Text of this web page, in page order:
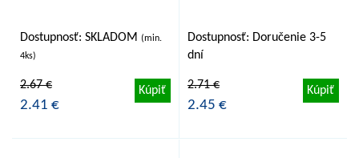
Dostupnosť: SKLADOM (min.
4ks)
2.67 €
2.41 €
Kúpiť
Dostupnosť: Doručenie 3-5
dní
2.71 €
2.45 €
Kúpiť